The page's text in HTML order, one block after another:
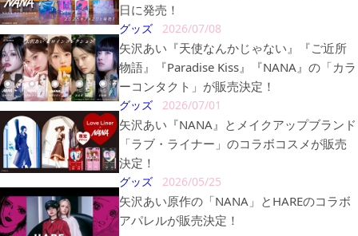
日に発売！
グッズ 2026/07/08
矢沢あい『天使なんかじゃない』『ご近所
物語』『Paradise Kiss』『NANA』の「カラ
ーコンタクト」が販売決定！
グッズ 2026/07/01
矢沢あい『NANA』とメイクアップブランド
「ラブ・ライナー」のコラボコスメが販売
決定！
グッズ 2026/05/25
矢沢あい原作の「NANA」とHAREのコラボ
アパレルが販売決定！